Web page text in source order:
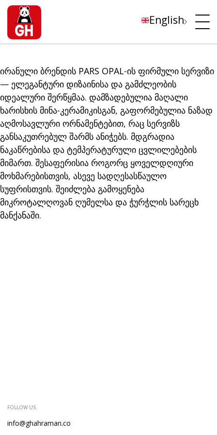
English
ირანული ბრენდის PARS OPAL-ის ფირმული სერვიზი
— ელეგანტური დიზაინისა და გამძლეობის
იდეალური შერწყმაა. დამზადებულია მაღალი
ხარისხის მინა-კერამიკისგან, გაფორმებულია ნაზად
აღმოსავლური ორნამენტებით, რაც სერვიზს
განსაკუთრებულ შარმს ანიჭებს. მდგრადია
ნაკაწრებისა და ტემპერატურული ცვლილებების
მიმართ. შესაფერისია როგორც ყოველდღიური
მოხმარებისთვის, ასევე სადღესასწაულო
სუფრისთვის. შეიძლება გამოყენება
მიკროტალღოვან ღუმელსა და ჭურჭლის სარეცხ
მანქანაში.
FOLLOW US
info@ghahraman.co